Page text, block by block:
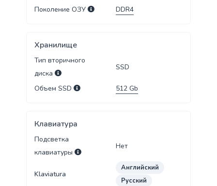
Поколение ОЗУ DDR4
Хранилище
Тип вторичного
диска
SSD
Объем SSD 512 Gb
Клавиатура
Подсветка
клавиатуры
Нет
Klaviatura
Английский
Русский